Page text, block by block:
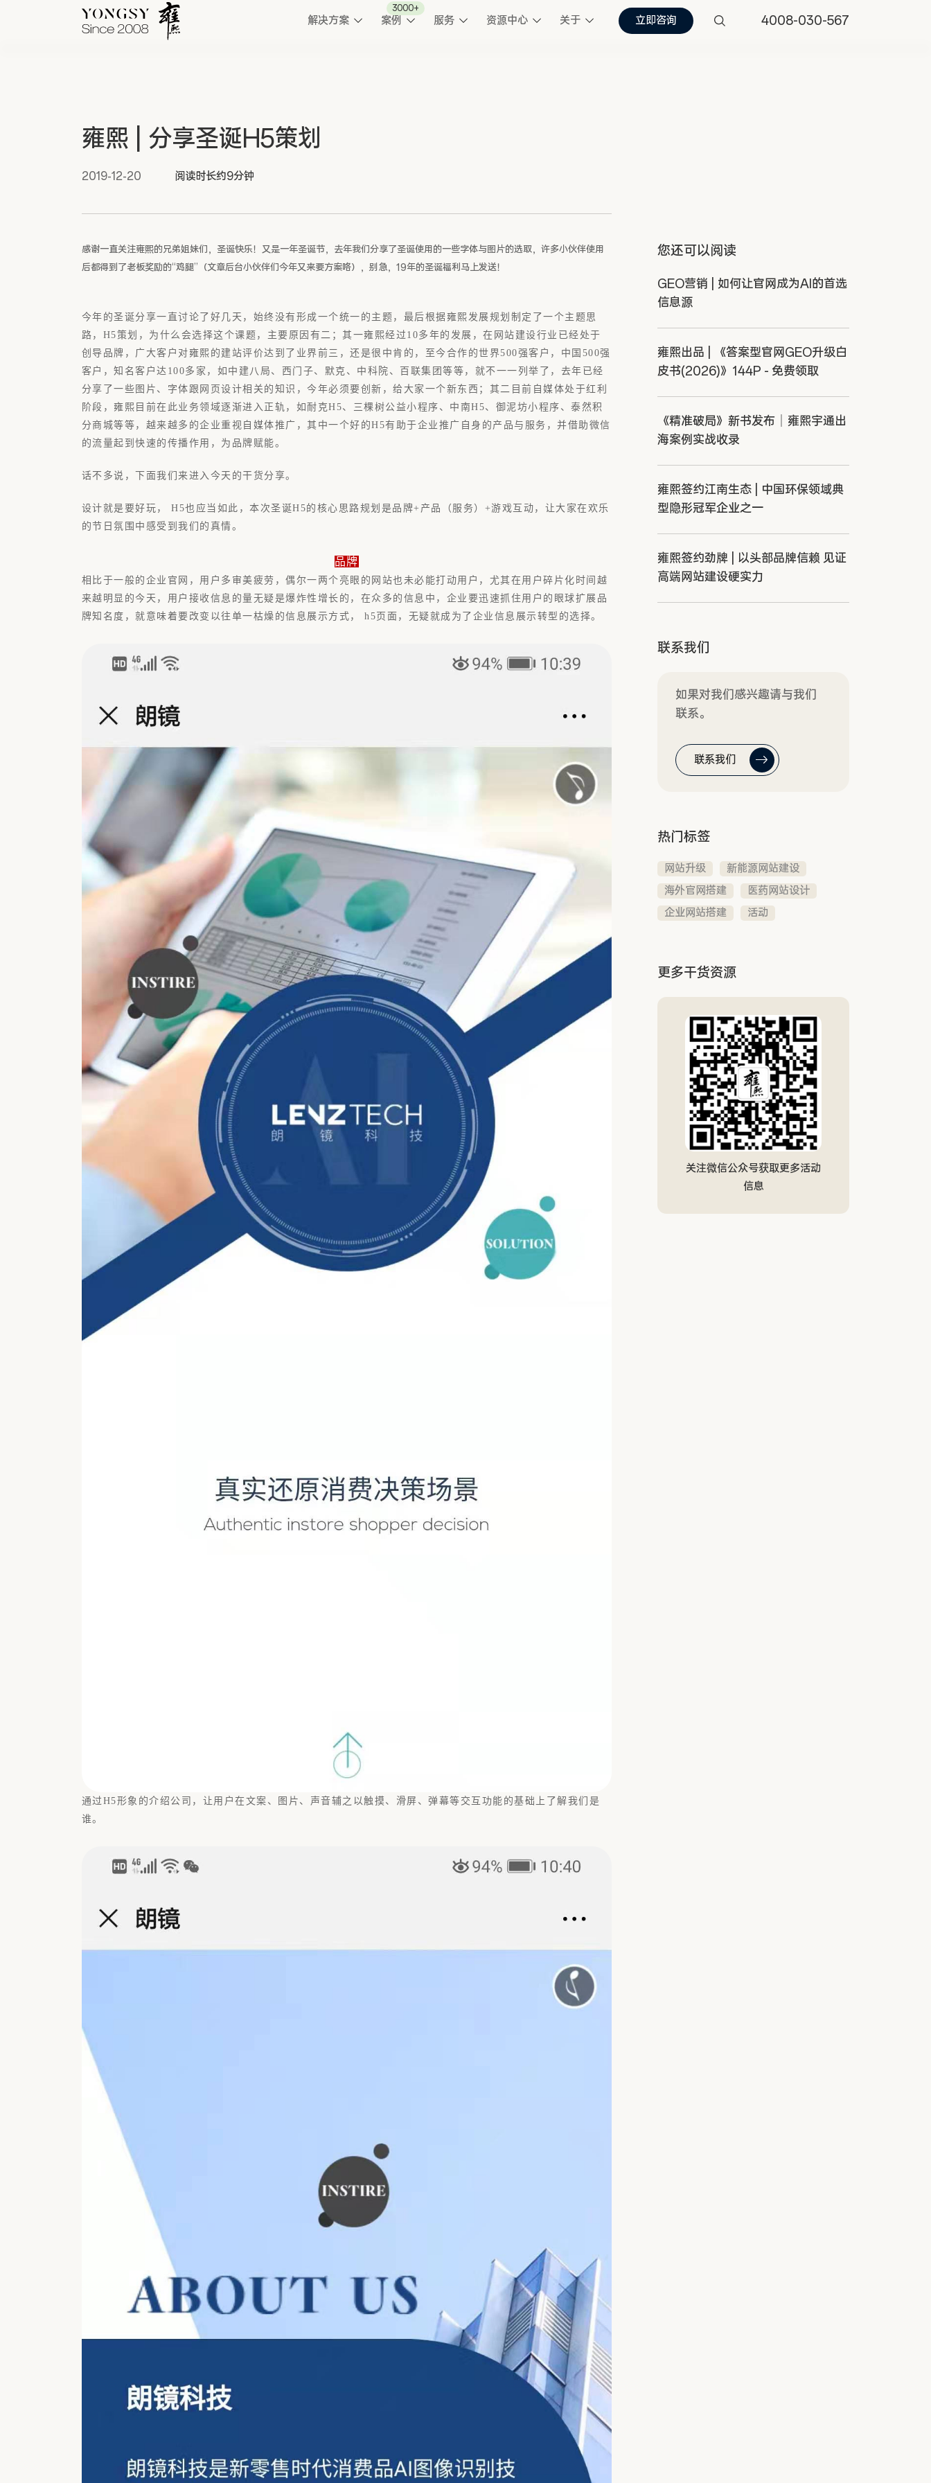
解决方案 案例
3000+
服务 资源中心 关于 立即咨询
新能源案例
我们的业务
4008-030-567
雍熙 | 分享圣诞H5策划
2019-12-20 阅读时长约9分钟
感谢一直关注雍熙的兄弟姐妹们，圣诞快乐！又是一年圣诞节，去年我们分享了圣诞使用的一些字体与图片的选取，许多小伙伴使用
后都得到了老板奖励的“鸡腿”（文章后台小伙伴们今年又来要方案咯），别急，19年的圣诞福利马上发送！
今年的圣诞分享一直讨论了好几天，始终没有形成一个统一的主题，最后根据雍熙发展规划制定了一个主题思
路，H5策划，为什么会选择这个课题，主要原因有二；其一雍熙经过10多年的发展，在网站建设行业已经处于
创导品牌，广大客户对雍熙的建站评价达到了业界前三，还是很中肯的，至今合作的世界500强客户，中国500强
客户，知名客户达100多家，如中建八局、西门子、默克、中科院、百联集团等等，就不一一列举了，去年已经
分享了一些图片、字体跟网页设计相关的知识，今年必 须要创新，给大家一个新东西；其二目前自媒体处于红利
阶段，雍熙目前在此业务领域逐渐进入正轨，如耐克H5、三棵树公益小程序、中南H5、御泥坊小程序、泰然积
分商城等等，越来越多的企业重视自媒体推广，其中一个好的H5有助于企业推广自身的产品与服 务，并借助微信
的流量起到快速的传播作用，为品牌赋能。
话不多说，下面我们来进入今天的干货分享。
设计就是要好玩， H5也应当如此，本次圣诞H5的核心思路规划是品牌+产品（服务）+游戏互动，让大家在欢乐
的节日氛围中感受到我们的真情。
品牌
相比于一般的企业官网，用户多审美疲劳，偶尔一两个亮眼的网站也未必能打动用户，尤其在用户碎片化时间越
来越明显的今天，用户接收信息的量无疑是爆炸性增长的，在众多的信息中，企业要迅速抓住用户的眼球扩展品
牌知名度，就意味着要改变以往单一枯燥的信息展示方式， h5页面，无疑就成为了企业信息展示转型的选择。
通过H5形象的介绍公司，让用户在文案、图片、声音辅之以触摸、滑屏、弹幕等交互功能的基础上了解我们是
谁。
您还可以阅读
GEO营销 | 如何让官网成为AI的首选
信息源
雍熙出品 | 《答案型官网GEO升级白
皮书(2026)》144P - 免费领取
《精准破局》新书发布｜雍熙宇通出
海案例实战收录
雍熙签约江南生态 | 中国环保领域典
型隐形冠军企业之一
雍熙签约劲牌 | 以头部品牌信赖 见证
高端网站建设硬实力
联系我们
如果对我们感兴趣请与我们
联系。
联系我们
热门标签
网站升级
新能源网站建设
海外官网搭建
医药网站设计
企业网站搭建
活动
更多干货资源
关注微信公众号获取更多活动
信息